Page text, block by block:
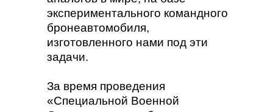
экспериментального командного
бронеавтомобиля,
изготовленного нами под эти
задачи.
За время проведения
«Специальной Военной